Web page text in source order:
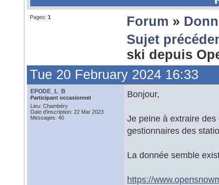
Pages: 1 Forum »
Sujet
ski depuis
Tue 20 February 2024 16:33
EPODE_L_B
Participant occasionnel
Lieu: Chambéry
Date d'inscription: 22 Mar 2023
Messages: 40
Bonjour,
Je peine à extraire
gestionnaires des
La donnée semble
https://